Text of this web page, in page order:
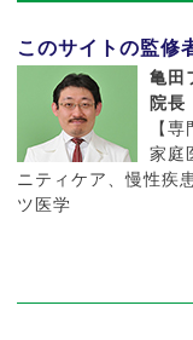
このサイトの監修
亀田
院
【専
家庭
ニティケア、慢性疾
ツ医学